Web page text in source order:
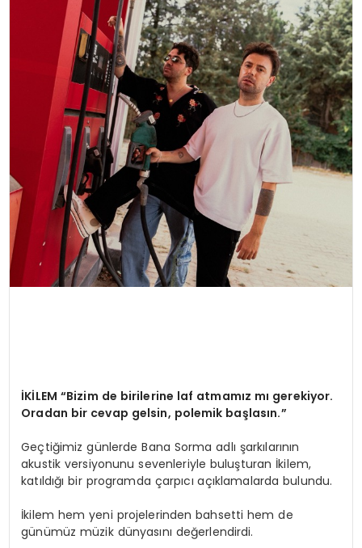
TEKNOLOJI
YAŞAM
İKİLEM “Bizim de birilerine laf atmamız mı gerekiyor.
Oradan bir cevap gelsin, polemik başlasın.”
Geçtiğimiz günlerde Bana Sorma adlı şarkılarının
akustik versiyonunu sevenleriyle buluşturan İkilem,
katıldığı bir programda çarpıcı açıklamalarda bulundu.
İkilem hem yeni projelerinden bahsetti hem de
günümüz müzik dünyasını değerlendirdi.